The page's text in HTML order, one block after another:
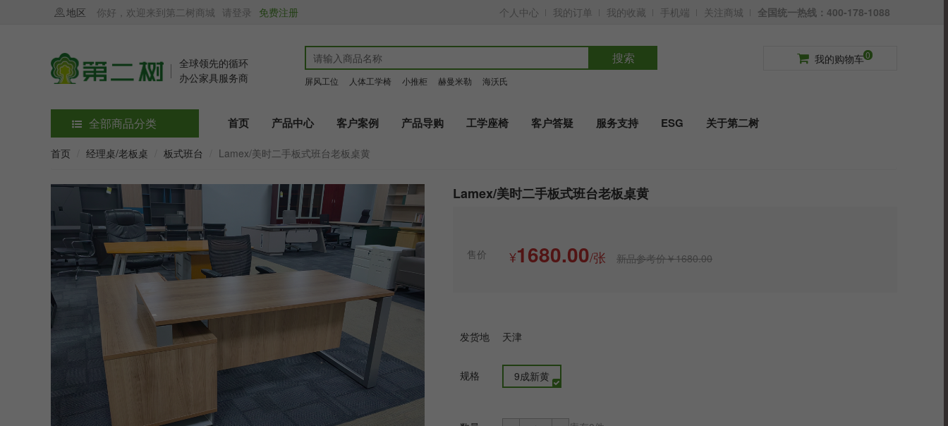
地区 你好，欢迎来到第二树商城 请登录 免费注册 个人中心 我的订单 我的收藏 手机端 关注商城 全国统一热线：400-178-1088
全球领先的循环
办公家具服务商
搜索
屏风工位 人体工学椅 小推柜 赫曼米勒 海沃氏
我的购物车0
全部商品分类 首页 产品中心 客户案例 产品导购 工学座椅 客户答疑 服务支持 ESG 关于第二树
请登录
首页 经理桌/老板桌 板式班台 Lamex/美时二手板式班台老板桌黄
Lamex/美时二手板式班台老板桌黄
售价 ¥1680.00/张 新品参考价￥1680.00
发货地 天津
规格 9成新黄